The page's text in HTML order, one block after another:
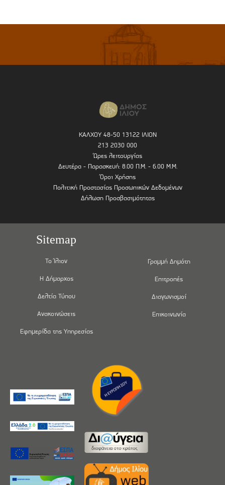
ΚΑΛΧΟΥ 48-50 13122 ΙΛΙΟΝ
213 2030 000
Ώρες λειτουργίας
Δευτέρα - Παρασκευή: 8.00 Π.Μ. - 6.00 Μ.Μ.
Όροι Χρήσης
Πολιτική Προστασίας Προσωπικών Δεδομένων
Δήλωση Προσβασιμότητας
Sitemap
Το Ίλιον
Η Δήμαρχος
Δελτία Τύπου
Ανακοινώσεις
Εφημερίδα της Υπηρεσίας
Γραμμή Δημότη
Επιτροπές
Διαγωνισμοί
Επικοινωνία